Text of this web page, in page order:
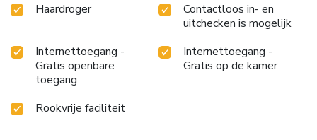
Haardroger
Contactloos in- en
uitchecken is mogelijk
Internettoegang -
Gratis openbare
toegang
Internettoegang -
Gratis op de kamer
Rookvrije faciliteit